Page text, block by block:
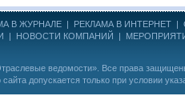
В ЖУРНАЛЕ | РЕКЛАМА В ИНТЕРНЕТ |
| НОВОСТИ КОМПАНИЙ |
ведомости» . Все права
допускается только при условии